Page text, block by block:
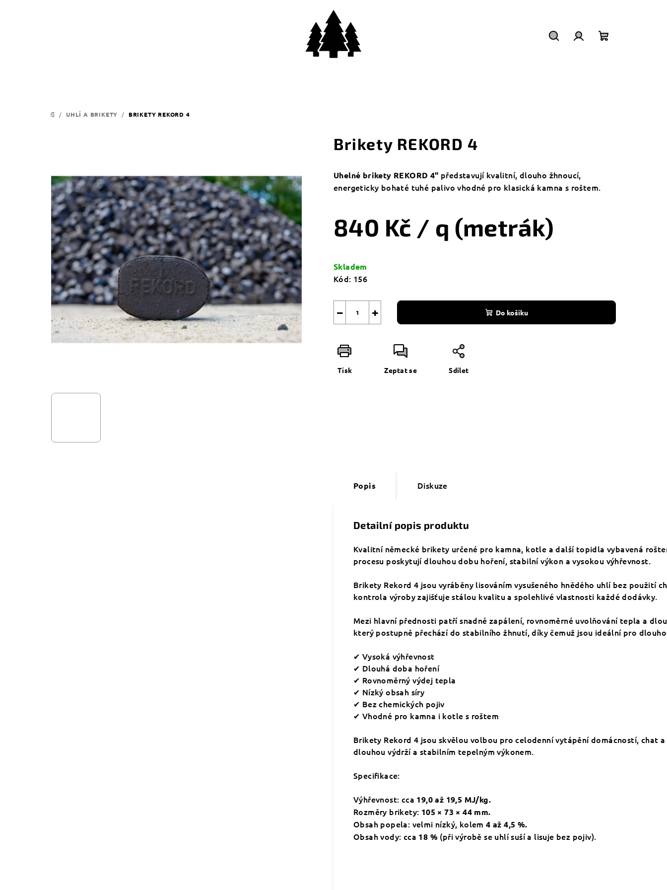
DOMŮ
/ UHLÍ A BRIKETY / BRIKETY REKORD 4
Brikety REKORD 4
Uhelné brikety REKORD 4" představují kvalitní, dlouho žhnoucí,
energeticky bohaté tuhé palivo vhodné pro klasická kamna s roštem.
840 Kč / q (metrák)
cena:
Skladem
Kód: 156
+
− Do košíku
Tisk Zeptat se Sdílet
Popis Diskuze
Detailní popis produktu
Kvalitní německé brikety určené pro kamna, kotle a další topidla vybavená
procesu poskytují dlouhou dobu hoření, stabilní výkon a vysokou výhřevnost.
Brikety Rekord 4 jsou vyráběny lisováním vysušeného hnědého uhlí bez použití
kontrola výroby zajišťuje stálou kvalitu a spolehlivé vlastnosti každé dodávky.
Mezi hlavní přednosti patří snadné zapálení, rovnoměrné uvolňování tepla a
který postupně přechází do stabilního žhnutí, díky čemuž jsou ideální pro
✔ Vysoká výhřevnost
✔ Dlouhá doba hoření
✔ Rovnoměrný výdej tepla
✔ Nízký obsah síry
✔ Bez chemických pojiv
✔ Vhodné pro kamna i kotle s roštem
Brikety Rekord 4 jsou skvělou volbou pro celodenní vytápění domácností, chat
dlouhou výdrží a stabilním tepelným výkonem.
Specifikace:
Výhřevnost: cca 19,0 až 19,5 MJ/kg.
Rozměry brikety: 105 × 73 × 44 mm.
Obsah popela: velmi nízký, kolem4 až 4,5 %.
Obsah vody: cca 18 % (při výrobě se uhlí suší a lisuje bez pojiv).